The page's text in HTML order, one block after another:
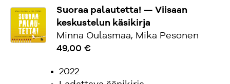
Suoraa palautetta! — Viisaan
keskustelun käsikirja
Minna Oulasmaa, Mika Pesonen
49,00 €
2022